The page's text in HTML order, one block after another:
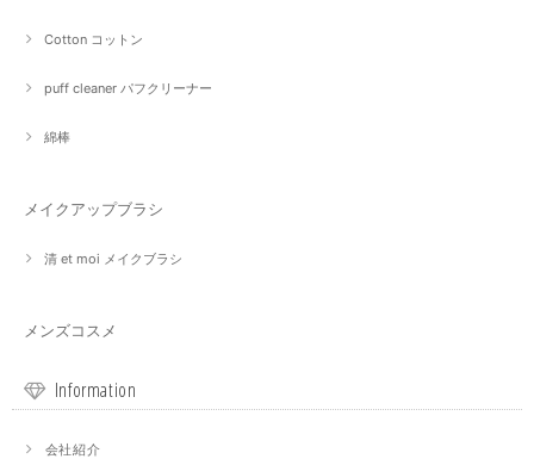
Cotton コットン
puff cleaner パフクリーナー
綿棒
メイクアップブラシ
清 et moi メイクブラシ
メンズコスメ
Information
会社紹介